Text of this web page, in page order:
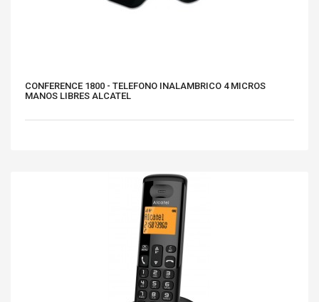
CONFERENCE 1800 - TELEFONO INALAMBRICO 4 MICROS
MANOS LIBRES ALCATEL